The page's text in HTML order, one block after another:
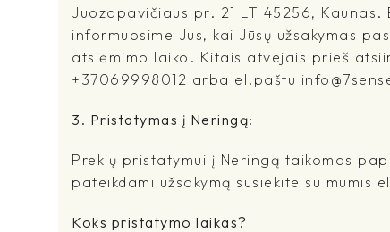
Juozapavičiaus pr. 21 LT 45256, Kaunas.
informuosime Jus, kai Jūsų užsakymas
atsiėmimo laiko. Kitais atvejais prieš
+37069998012 arba el.paštu
3. Pristatymas į Neringą:
Prekių pristatymui į Neringą taikomas
pateikdami užsakymą susiekite su mumis
Koks pristatymo laikas?